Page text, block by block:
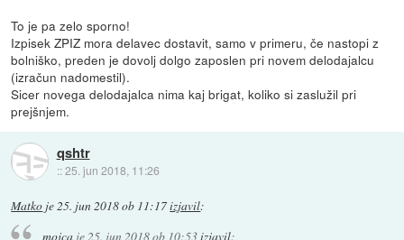
To je pa zelo sporno!
Izpisek ZPIZ mora delavec dostavit, samo v primeru, če nastopi z
bolniško, preden je dovolj dolgo zaposlen pri novem delodajalcu
(izračun nadomestil).
Sicer novega delodajalca nima kaj brigat, koliko si zaslužil pri
prejšnjem.
qshtr
::25. jun 2018, 11:26
Matko je25. jun 2018 ob 11:17izjavil:
mojcaje25. jun 2018 ob 10:53izjavil: